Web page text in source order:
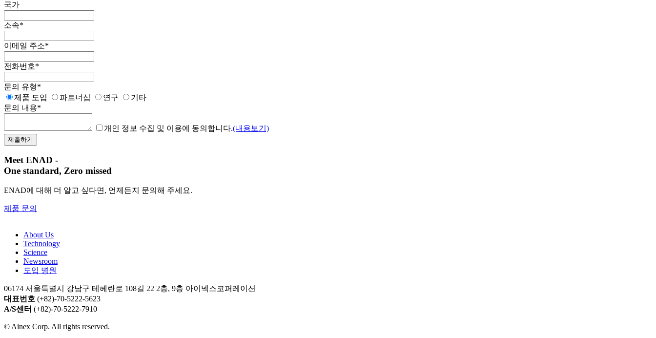
국가
소속*
이메일 주소*
전화번호*
문의 유형*
제품 도입
파트너십 연구
기타
문의 내용*
개인 정보 수집 및 이용에 동의합니다.(내용보기)
Meet ENAD -
One standard, Zero missed​
ENAD에 대해 더 알고 싶다면, 언제든지 문의해 주세요.
제품 문의
About Us​
Technology
Science
Newsroom
도입 병원
06174 서울특별시 강남구 테헤란로 108길 22 2층, 9층 아이넥스코퍼레이션
대표번호 (+82)-70-5222-5623
A/S센터 (+82)-70-5222-7910
© Ainex Corp. All rights reserved.